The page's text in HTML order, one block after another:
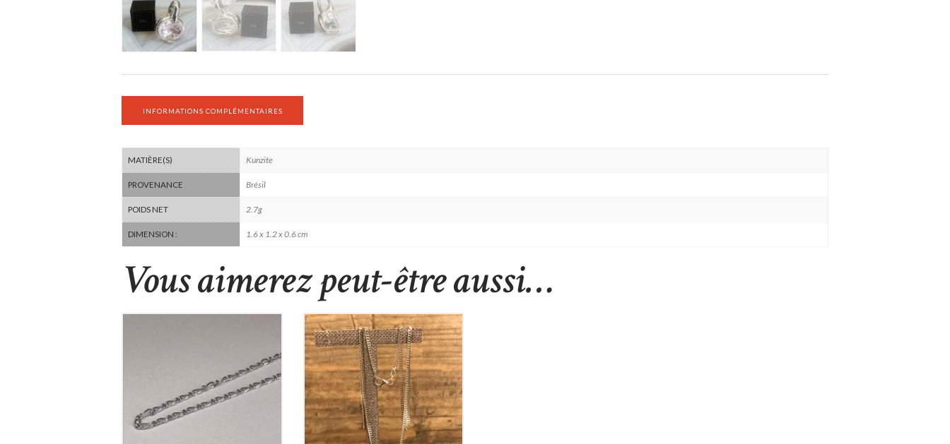
INFORMATIONS COMPLÉMENTAIRES
MATIÈRE(S) Kunzite
PROVENANCE Brésil
POIDS NET 2.7g
DIMENSION : 1.6 x 1.2 x 0.6 cm
Vous aimerez peut-être aussi…
€
Chaine en Argent
70€